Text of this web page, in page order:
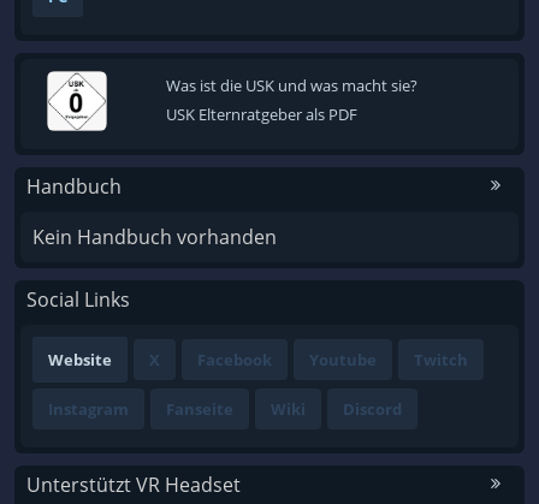
Was ist die USK und was macht sie?
USK Elternratgeber als PDF
Handbuch
Kein Handbuch vorhanden
Social Links
Website X Facebook Youtube Twitch
Instagram Fanseite Wiki Discord
Unterstützt VR Headset